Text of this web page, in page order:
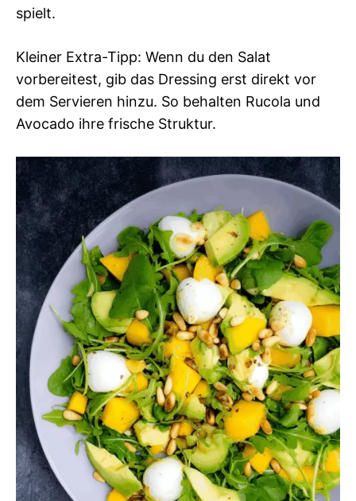
spielt.
Kleiner Extra-Tipp: Wenn du den Salat
vorbereitest, gib das Dressing erst direkt vor
dem Servieren hinzu. So behalten Rucola und
Avocado ihre frische Struktur.